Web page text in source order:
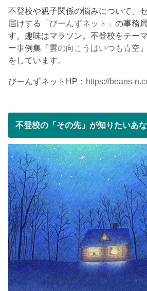
不登校や親子関係の悩みについて、
届けする「びーんずネット 」の事務
す。趣味はマラソン。不登校をテー
ー事例集『雲の向こうはいつも青空
をしています。
びーんずネットHP： https://beans-
不登校の「その先」が知りたいあ